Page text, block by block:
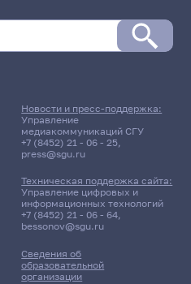
Сведения об
образовательной
организации
Новости и пресс-поддержка:
Управление
медиакоммуникаций СГУ
+7 (8452) 21 - 06 - 25,
press@sgu.ru
Техническая поддержка сайта:
Управление цифровых и
информационных технологий
+7 (8452) 21 - 06 - 64,
bessonov@sgu.ru